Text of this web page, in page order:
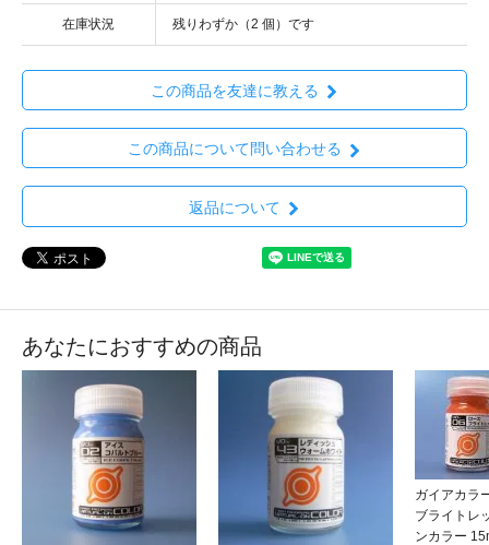
在庫状況 残りわずか（2 個）です
この商品を友達に教える
この商品について問い合わせる
返品について
あなたにおすすめの商品
ガイアカラ
ブライトレ
ンカラー